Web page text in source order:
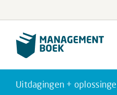
Uitdagingen +